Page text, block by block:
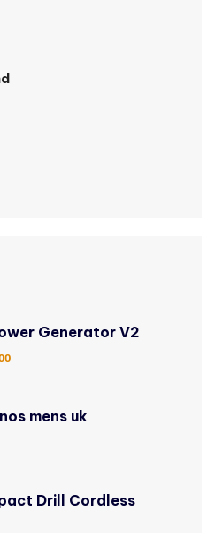
Generator V2
mens uk
Drill Cordless